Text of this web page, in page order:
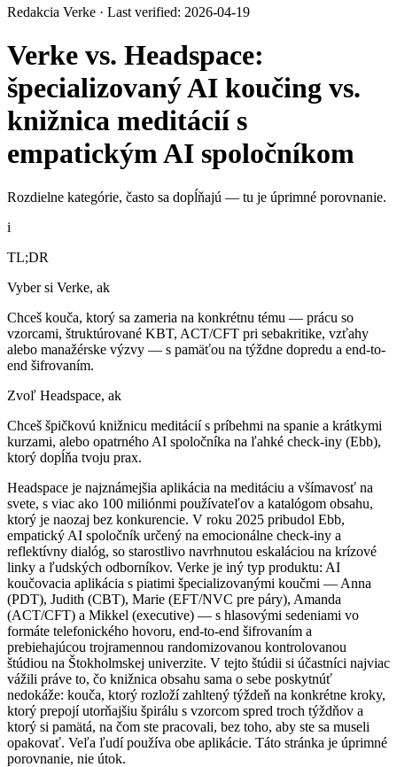
Redakcia Verke · Last verified: 2026-04-19
Verke vs. Headspace:
špecializovaný AI koučing vs.
knižnica meditácií s
empatickým AI spoločníkom
Rozdielne kategórie, často sa dopĺňajú — tu je úprimné porovnanie.
i
TL;DR
Vyber si Verke, ak
Chceš kouča, ktorý sa zameria na konkrétnu tému — prácu so
vzorcami, štruktúrované KBT, ACT/CFT pri sebakritike, vzťahy
alebo manažérske výzvy — s pamäťou na týždne dopredu a end-to-
end šifrovaním.
Zvoľ Headspace, ak
Chceš špičkovú knižnicu meditácií s príbehmi na spanie a krátkymi
kurzami, alebo opatrného AI spoločníka na ľahké check-iny (Ebb),
ktorý dopĺňa tvoju prax.
Headspace je najznámejšia aplikácia na meditáciu a všímavosť na
svete, s viac ako 100 miliónmi používateľov a katalógom obsahu,
ktorý je naozaj bez konkurencie. V roku 2025 pribudol Ebb,
empatický AI spoločník určený na emocionálne check-iny a
reflektívny dialóg, so starostlivo navrhnutou eskaláciou na krízové
linky a ľudských odborníkov. Verke je iný typ produktu: AI
koučovacia aplikácia s piatimi špecializovanými koučmi — Anna
(PDT), Judith (CBT), Marie (EFT/NVC pre páry), Amanda
(ACT/CFT) a Mikkel (executive) — s hlasovými sedeniami vo
formáte telefonického hovoru, end-to-end šifrovaním a
prebiehajúcou trojramennou randomizovanou kontrolovanou
štúdiou na Štokholmskej univerzite. V tejto štúdii si účastníci najviac
vážili práve to, čo knižnica obsahu sama o sebe poskytnúť
nedokáže: kouča, ktorý rozloží zahltený týždeň na konkrétne kroky,
ktorý prepojí utorňajšiu špirálu s vzorcom spred troch týždňov a
ktorý si pamätá, na čom ste pracovali, bez toho, aby ste sa museli
opakovať. Veľa ľudí používa obe aplikácie. Táto stránka je úprimné
porovnanie, nie útok.